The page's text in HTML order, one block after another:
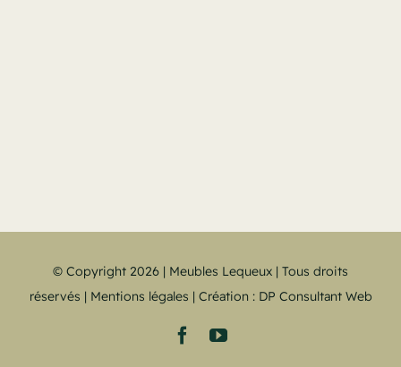
© Copyright 2026 | Meubles Lequeux | Tous droits
réservés | Mentions légales | Création : DP Consultant Web